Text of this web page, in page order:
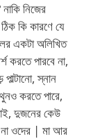
নিজের
কি কারণে যে
একটা অলিখিত
করতে পারবে না,
স্নান
করতে পারে,
দুজনের কেউ
না ওদের | মা আর